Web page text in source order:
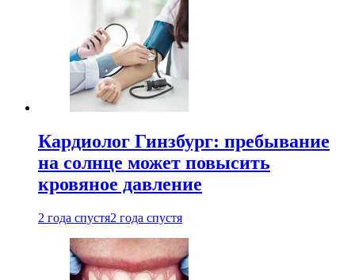
Кардиолог Гинзбург: пребывание
на солнце может повысить
кровяное давление
2 года спустя2 года спустя